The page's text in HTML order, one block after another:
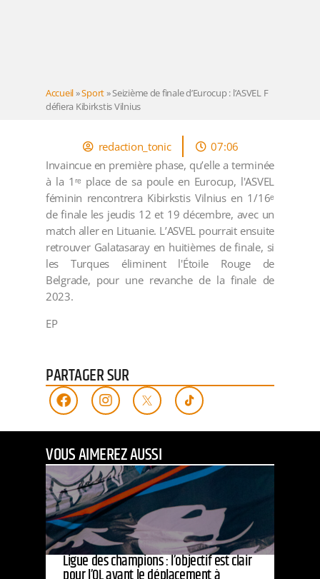
Accueil»Sport»Seizième de finale d’Eurocup : l’ASVEL F
défiera Kibirkstis Vilnius
redaction_tonic
07:06
Invaincue en première phase, qu’elle a terminée
à la 1ʳᵉ place de sa poule en Eurocup, l'ASVEL
féminin rencontrera Kibirkstis Vilnius en 1/16ᵉ
de finale les jeudis 12 et 19 décembre, avec un
match aller en Lituanie. L’ASVEL pourrait ensuite
retrouver Galatasaray en huitièmes de finale, si
les Turques éliminent l'Étoile Rouge de
Belgrade, pour une revanche de la finale de
2023.
EP
PARTAGER SUR
VOUS AIMEREZ AUSSI
Ligue des champions : l’objectif est clair